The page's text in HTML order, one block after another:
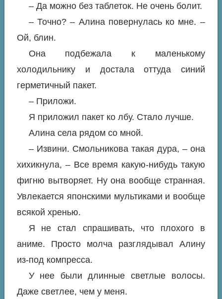
– Да можно без таблеток. Не очень болит.
– Точно? – Алина повернулась ко мне. –
Ой, блин.
Она подбежала к маленькому
холодильнику и достала оттуда синий
герметичный пакет.
– Приложи.
Я приложил пакет ко лбу. Стало лучше.
Алина села рядом со мной.
– Извини. Смольникова такая дура, – она
хихикнула, – Все время какую-нибудь такую
фигню вытворяет. Ну она вообще странная.
Увлекается японскими мультиками и вообще
всякой хренью.
Я не стал спрашивать, что плохого в
аниме. Просто молча разглядывал Алину
из-под компресса.
У нее были длинные светлые волосы.
Даже светлее, чем у меня.